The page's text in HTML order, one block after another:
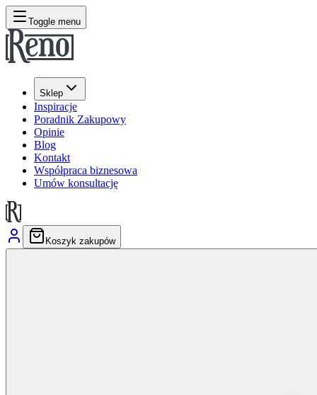
Toggle menu
Sklep
Inspiracje
Poradnik Zakupowy
Opinie
Blog
Kontakt
Współpraca biznesowa
Umów konsultację
Koszyk zakupów